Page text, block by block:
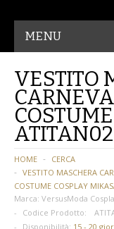
MENU
CARNEVALE/
ACCESSORI
BAMBINA
BAMBINO
DONNA
VESTITO
ATITAN02
HOME
CERCA
VESTITO MASCHERA
COSTUME COSPLAY
Marca: VersusModa
Codice Prodotto:
Disponibilità: 15 - 20